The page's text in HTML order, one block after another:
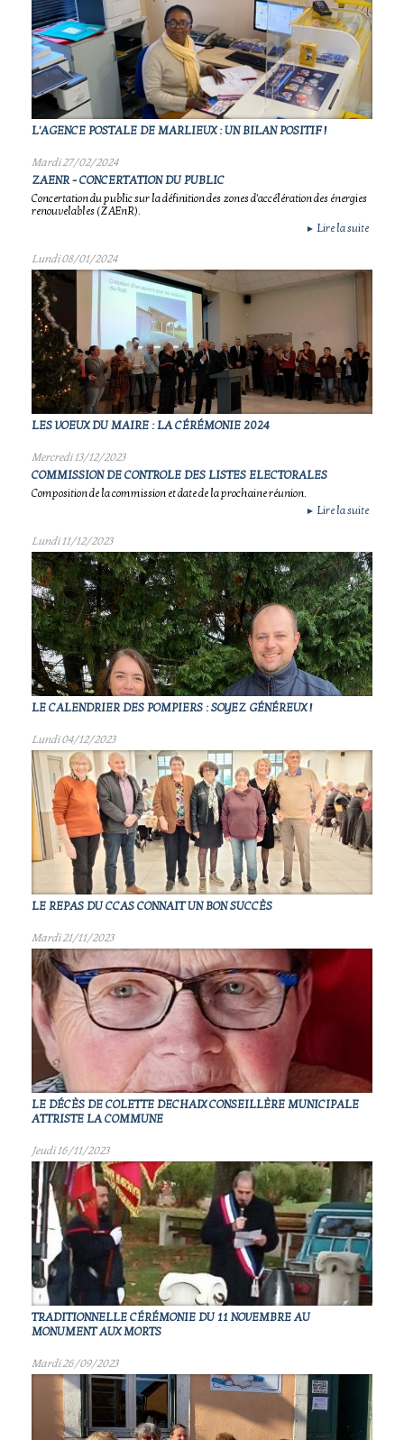
L'AGENCE POSTALE DE MARLIEUX : UN BILAN POSITIF !
Mardi 27/02/2024
ZAENR - CONCERTATION DU PUBLIC
Concertation du public sur la définition des zones d'accélération des énergies
renouvelables (ZAEnR).
► Lire la suite
Lundi 08/01/2024
LES VOEUX DU MAIRE : LA CÉRÉMONIE 2024
Mercredi 13/12/2023
COMMISSION DE CONTROLE DES LISTES ELECTORALES
Composition de la commission et date de la prochaine réunion.
► Lire la suite
Lundi 11/12/2023
LE CALENDRIER DES POMPIERS : SOYEZ GÉNÉREUX !
Lundi 04/12/2023
LE REPAS DU CCAS CONNAIT UN BON SUCCÈS
Mardi 21/11/2023
LE DÉCÈS DE COLETTE DECHAIX CONSEILLÈRE MUNICIPALE
ATTRISTE LA COMMUNE
Jeudi 16/11/2023
TRADITIONNELLE CÉRÉMONIE DU 11 NOVEMBRE AU
MONUMENT AUX MORTS
Mardi 26/09/2023